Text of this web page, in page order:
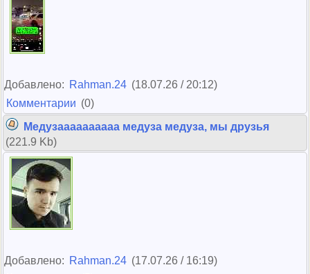
Добавлено: Rahman.24 (18.07.26 / 20:12)
Комментарии (0)
Медузаааааааааа медуза медуза, мы друзья
(221.9 Kb)
Добавлено: Rahman.24 (17.07.26 / 16:19)